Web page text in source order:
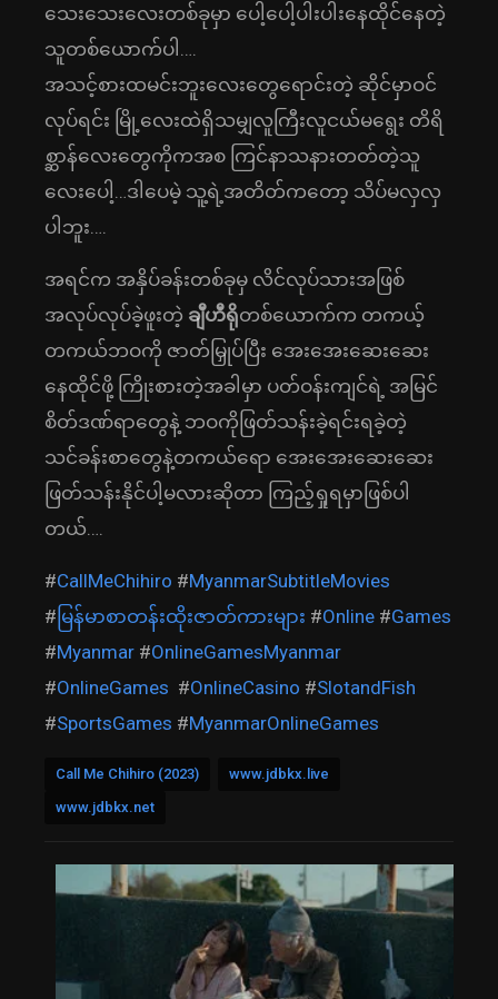
သေးသေးလေးတစ်ခုမှာ ပေါ့ပေါ့ပါးပါးနေထိုင်နေတဲ့
သူတစ်ယောက်ပါ….
အသင့်စားထမင်းဘူးလေးတွေရောင်းတဲ့ ‌ဆိုင်မှာဝင်
လုပ်ရင်း မြို့လေးထဲရှိသမျှလူကြီးလူငယ်မရွေး တိရိ
စ္ဆာန်လေးတွေကိုကအစ ကြင်နာသနားတတ်တဲ့သူ
လေးပေါ့…ဒါပေမဲ့ သူ့ရဲ့အတိတ်ကတော့ သိပ်မလှလှ
ပါဘူး….
အရင်က အနှိပ်ခန်းတစ်ခုမှ လိင်လုပ်သားအဖြစ်
အလုပ်လုပ်ခဲ့ဖူးတဲ့ ချီဟီရိုတစ်ယောက်က တကယ့်
တကယ်ဘဝကို ဇာတ်မြှုပ်ပြီး အေးအေးဆေးဆေး
နေထိုင်ဖို့ ကြိုးစားတဲ့အခါမှာ ပတ်ဝန်းကျင်ရဲ့ အမြင်
စိတ်ဒဏ်ရာတွေနဲ့ ဘဝကိုဖြတ်သန်းခဲ့ရင်းရခဲ့တဲ့
သင်ခန်းစာတွေနဲ့တကယ်ရော အေးအေးဆေးဆေး
ဖြတ်သန်းနိုင်ပါ့မလားဆိုတာ ကြည့်ရှုရမှာဖြစ်ပါ
တယ်….
#CallMeChihiro #MyanmarSubtitleMovies
# မြန်မာစာတန်းထိုးဇာတ်ကားများ #Online #Games
#Myanmar #OnlineGamesMyanmar
#OnlineGames #OnlineCasino #SlotandFish
#SportsGames #MyanmarOnlineGames
Call Me Chihiro (2023)
www.jdbkx.live
www.jdbkx.net